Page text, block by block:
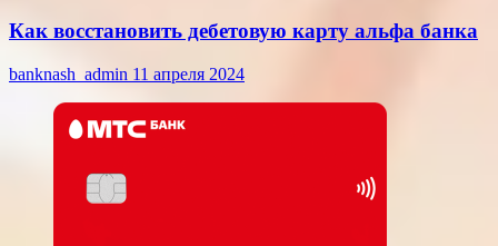
Как восстановить дебетовую карту альфа банка
banknash_admin 11 апреля 2024